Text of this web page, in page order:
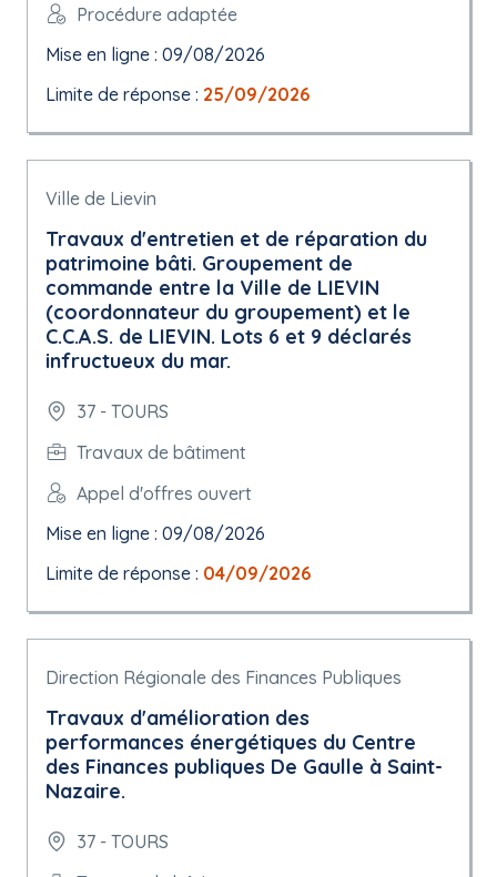
Procédure adaptée
Mise en ligne : 09/08/2026
Limite de réponse : 25/09/2026
Ville de Lievin
Travaux d'entretien et de réparation du
patrimoine bâti. Groupement de
commande entre la Ville de LIEVIN
(coordonnateur du groupement) et le
C.C.A.S. de LIEVIN. Lots 6 et 9 déclarés
infructueux du mar.
37 - TOURS
Travaux de bâtiment
Appel d'offres ouvert
Mise en ligne : 09/08/2026
Limite de réponse : 04/09/2026
Direction Régionale des Finances Publiques
Travaux d'amélioration des
performances énergétiques du Centre
des Finances publiques De Gaulle à Saint-
Nazaire.
37 - TOURS